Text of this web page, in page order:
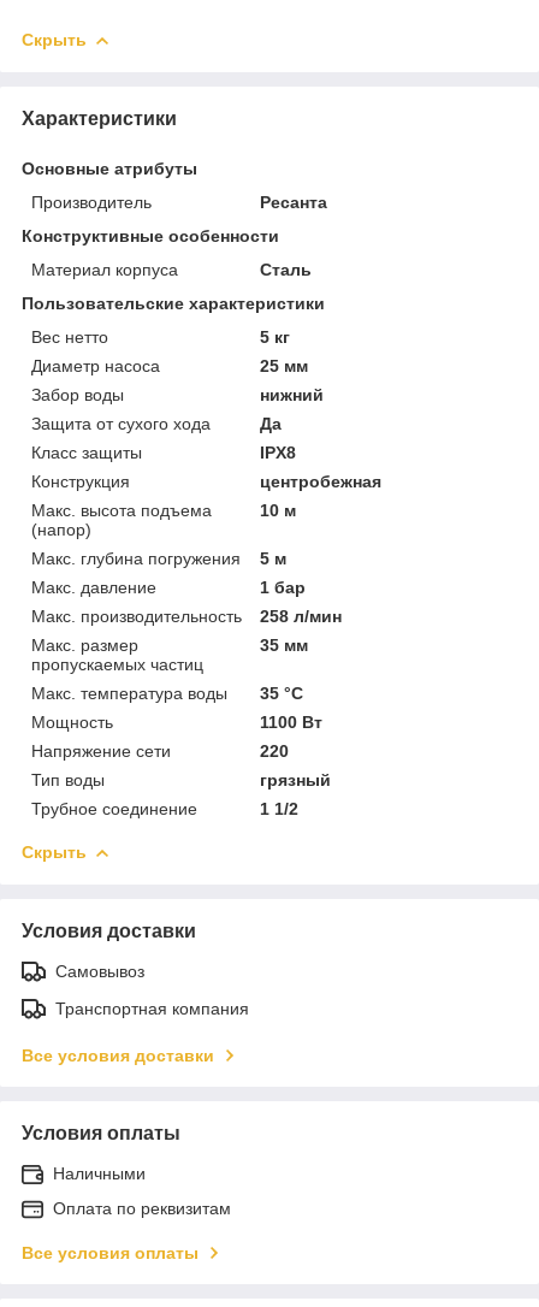
Скрыть
Характеристики
Основные атрибуты
Производитель
Ресанта
Конструктивные особенности
Материал корпуса
Сталь
Пользовательские характеристики
Вес нетто
5 кг
Диаметр насоса
25 мм
Забор воды
нижний
Защита от сухого хода
Да
Класс защиты
IPX8
Конструкция
центробежная
Макс. высота подъема
(напор)
10 м
Макс. глубина погружения
5 м
Макс. давление
1 бар
Макс. производительность
258 л/мин
Макс. размер
пропускаемых частиц
35 мм
Макс. температура воды
35 °C
Мощность
1100 Вт
Напряжение сети
220
Тип воды
грязный
Трубное соединение
1 1/2
Скрыть
Условия доставки
Самовывоз
Транспортная компания
Все условия доставки
Условия оплаты
Наличными
Оплата по реквизитам
Все условия оплаты